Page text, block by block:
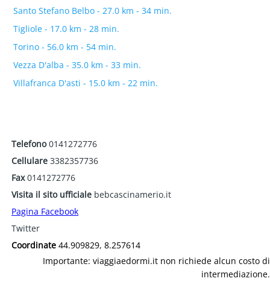
Santo Stefano Belbo - 27.0 km - 34 min.
Tigliole - 17.0 km - 28 min.
Torino - 56.0 km - 54 min.
Vezza D'alba - 35.0 km - 33 min.
Villafranca D'asti - 15.0 km - 22 min.
Telefono0141272776
Cellulare 3382357736
Fax0141272776
Visita il sito ufficiale bebcascinamerio.it
Pagina Facebook
Twitter
Coordinate 44.909829, 8.257614
Importante: viaggiaedormi.it non richiede alcun costo di
intermediazione.